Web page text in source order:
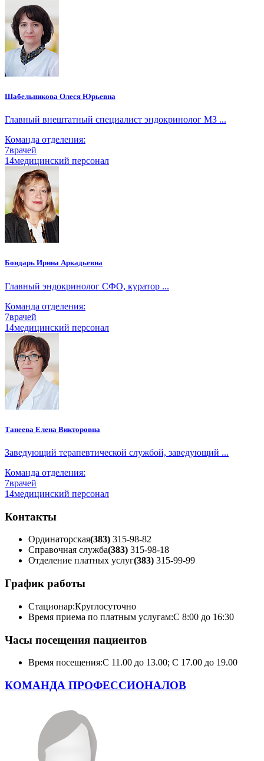
Шабельникова Олеся Юрьевна
Главный внештатный специалист эндокринолог МЗ ...
Команда отделения:
7врачей
14медицинский персонал
Бондарь Ирина Аркадьевна
Главный эндокринолог СФО, куратор ...
Команда отделения:
7врачей
14медицинский персонал
Танеева Елена Викторовна
Заведующий терапевтической службой, заведующий ...
Команда отделения:
7врачей
14медицинский персонал
Контакты
Ординаторская(383) 315-98-82
Справочная служба(383) 315-98-18
Отделение платных услуг(383) 315-99-99
График работы
Стационар:Круглосуточно
Время приема по платным услугам:С 8:00 до 16:30
Часы посещения пациентов
Время посещения:С 11.00 до 13.00; С 17.00 до 19.00
КОМАНДА ПРОФЕССИОНАЛОВ